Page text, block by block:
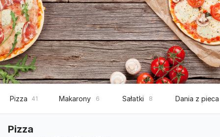
Pizza 41 Makarony 6 Sałatki 8 Dania z pieca
Pizza